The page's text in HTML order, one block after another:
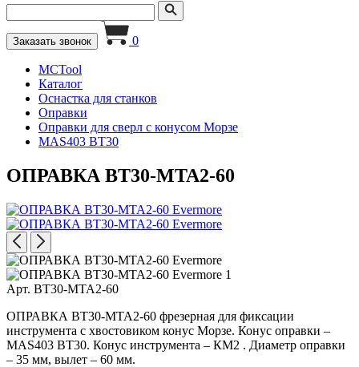
Заказать звонок 0
MCTool
Каталог
Оснастка для станков
Оправки
Оправки для сверл с конусом Морзе
MAS403 BT30
ОПРАВКА BT30-MTA2-60
Арт. BT30-MTA2-60
ОПРАВКА BT30-MTA2-60 фрезерная для фиксации
инструмента с хвостовиком конус Морзе. Конус оправки –
MAS403 BT30. Конус инструмента – КМ2 . Диаметр оправки
– 35 мм, вылет – 60 мм.